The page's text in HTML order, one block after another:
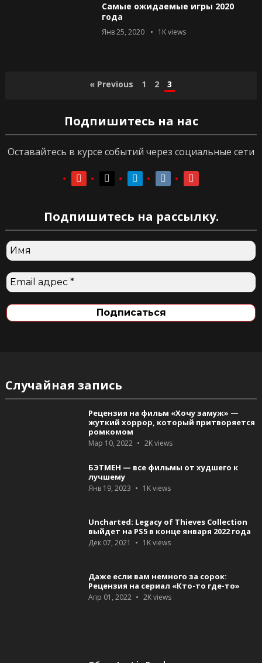
Самые ожидаемые игры 2020
года
Янв 25, 2020 1Kviews
« Previous 1 2 3
Подпишитесь на нас
Оставайтесь в курсе событий через социальные сети
youtubeyoutubetelegramvkontaktevkontakte
Подпишитесь на рассылку.
Случайная запись
Рецензия на фильм «Хочу замуж» —
жуткий хоррор, который притворяется
ромкомом
Мар 10, 2022 2Kviews
БЭТМЕН — все фильмы от худшего к
лучшему
Янв 19, 2023 1Kviews
Uncharted: Legacy of Thieves Collection
выйдет на PS5 в конце января 2022 года
Дек 07, 2021 1Kviews
Даже если вам немного за сорок:
Рецензия на сериал «Кто-то где-то»
Апр 01, 2022 2Kviews